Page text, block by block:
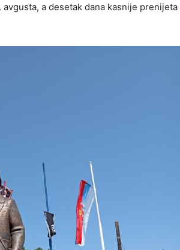
a desetak dana kasnije prenijeta